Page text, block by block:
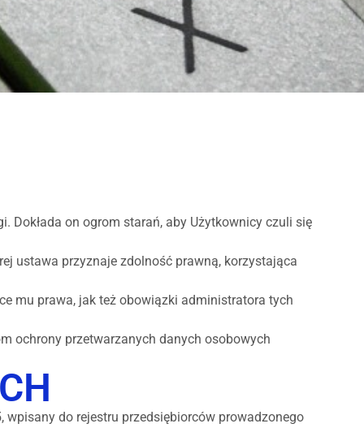
Dokłada on ogrom starań, aby Użytkownicy czuli się
ustawa przyznaje zdolność prawną, korzystająca
mu prawa, jak też obowiązki administratora tych
ochrony przetwarzanych danych osobowych
do rejestru przedsiębiorców prowadzonego